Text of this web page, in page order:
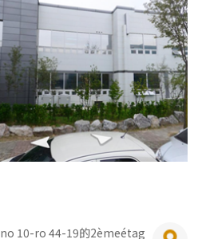
10-ro 44-19的2èmeétag